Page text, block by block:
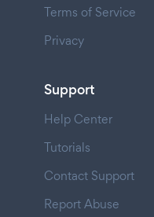
Terms of Service
Privacy
Support
Help Center
Tutorials
Contact Support
Report Abuse